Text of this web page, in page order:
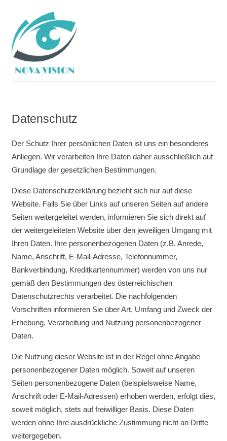
Datenschutz
Der Schutz Ihrer persönlichen Daten ist uns ein besonderes
Anliegen. Wir verarbeiten Ihre Daten daher ausschließlich auf
Grundlage der gesetzlichen Bestimmungen.
Diese Datenschutzerklärung bezieht sich nur auf diese
Website. Falls Sie über Links auf unseren Seiten auf andere
Seiten weitergeleitet werden, informieren Sie sich direkt auf
der weitergeleiteten Website über den jeweiligen Umgang mit
Ihren Daten. Ihre personenbezogenen Daten (z.B. Anrede,
Name, Anschrift, E-Mail-Adresse, Telefonnummer,
Bankverbindung, Kreditkartennummer) werden von uns nur
gemäß den Bestimmungen des österreichischen
Datenschutzrechts verarbeitet. Die nachfolgenden
Vorschriften informieren Sie über Art, Umfang und Zweck der
Erhebung, Verarbeitung und Nutzung personenbezogener
Daten.
Die Nutzung dieser Website ist in der Regel ohne Angabe
personenbezogener Daten möglich. Soweit auf unseren
Seiten personenbezogene Daten (beispielsweise Name,
Anschrift oder E-Mail-Adressen) erhoben werden, erfolgt dies,
soweit möglich, stets auf freiwilliger Basis. Diese Daten
werden ohne Ihre ausdrückliche Zustimmung nicht an Dritte
weitergegeben.